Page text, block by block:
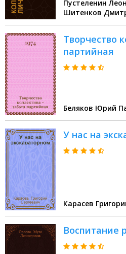
Пустеленин
Шитенков
Творчество
партийная
Беляков Юрий
У нас на
Карасев
Воспитание